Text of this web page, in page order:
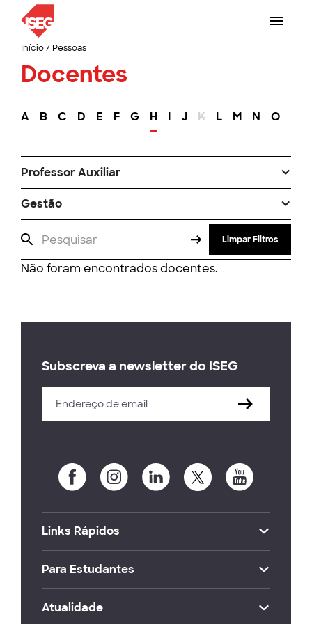
Início/ Pessoas
Docentes
A B C D E F G H I J K L M N O
Professor Auxiliar
Gestão
Limpar Filtros
Não foram encontrados docentes.
Subscreva a newsletter do ISEG
Links Rápidos
Para Estudantes
Atualidade